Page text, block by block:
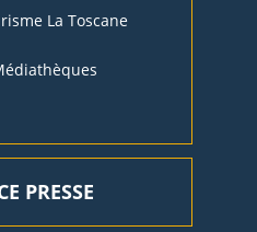
La Toscane
PRESSE